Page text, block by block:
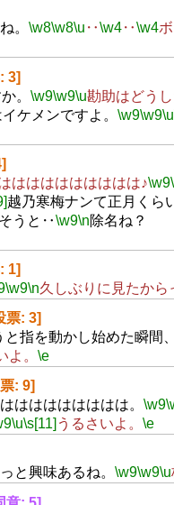
。 \w8\w8\u ‥\w4‥\w4
3]
。 \w9\w9\u勘助はどうし
ケメンですよ。 \w9\w9\u
ははははははははは♪\w9
越乃寒梅ナンて正月くら
うと‥\w9\n除名ね？
1]
\w9\n久しぶりに見たから
票: 3]
指を動かし始めた瞬間、
よ。 \e
: 9]
はははははははは。 \w9
\u\s[11] うるさいよ。 \e
と興味あるね。 \w9\w9\u